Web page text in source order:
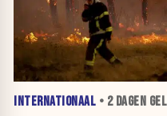
INTERNATIONAAL • 2 DAGEN